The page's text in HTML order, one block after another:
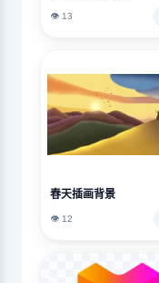
👁️ 13
春天插画背景
👁️ 12